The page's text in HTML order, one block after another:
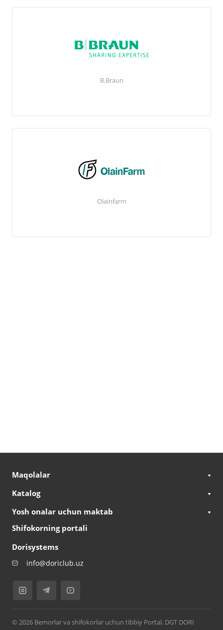
B.Braun
Olainfarm
Maqolalar
Katalog
Yosh onalar uchun maktab
Shifokorning portali
Dorisystems
info@doriclub.uz
© 2026 Bemorlar va shifokorlar uchun tibbiy Portal. DGT DORI